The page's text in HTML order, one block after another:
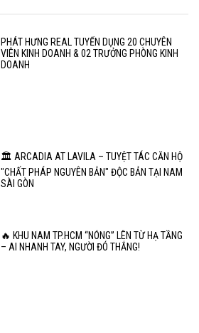
PHÁT HƯNG REAL TUYỂN DỤNG 20 CHUYÊN
VIÊN KINH DOANH & 02 TRƯỞNG PHÒNG KINH
DOANH
🏛️ ARCADIA AT LAVILA – TUYỆT TÁC CĂN HỘ
"CHẤT PHÁP NGUYÊN BẢN" ĐỘC BẢN TẠI NAM
SÀI GÒN
🔥 KHU NAM TP.HCM “NÓNG” LÊN TỪ HẠ TẦNG
– AI NHANH TAY, NGƯỜI ĐÓ THẮNG!